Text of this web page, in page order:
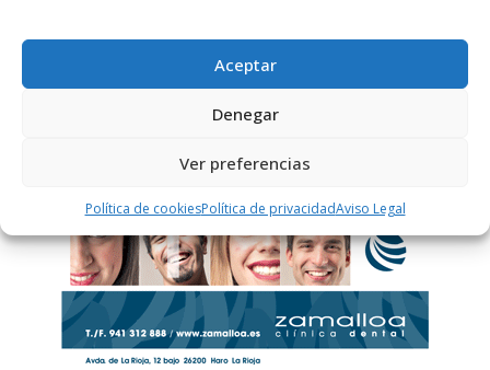
Aceptar
Denegar
Ver preferencias
Política de cookiesPolítica de privacidadAviso Legal